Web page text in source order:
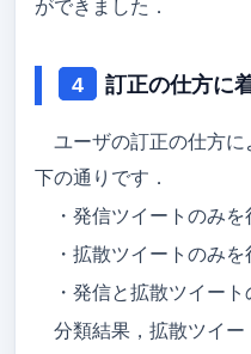
ができました．
訂正の仕方に
ユーザの訂正の仕方
下の通りです．
・発信ツイートのみ
・拡散ツイートのみ
・発信と拡散ツイー
分類結果，拡散ツイ